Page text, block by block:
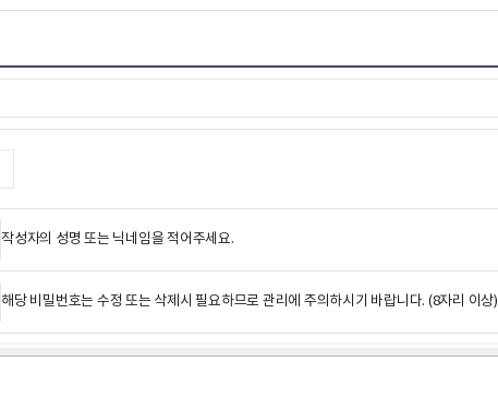
작성자의 성명 또는 닉네임을 적어주세요.
해당 비밀번호는 수정 또는 삭제시 필요하므로 관리에 주의하시기 바랍니다. (8자리 이상)